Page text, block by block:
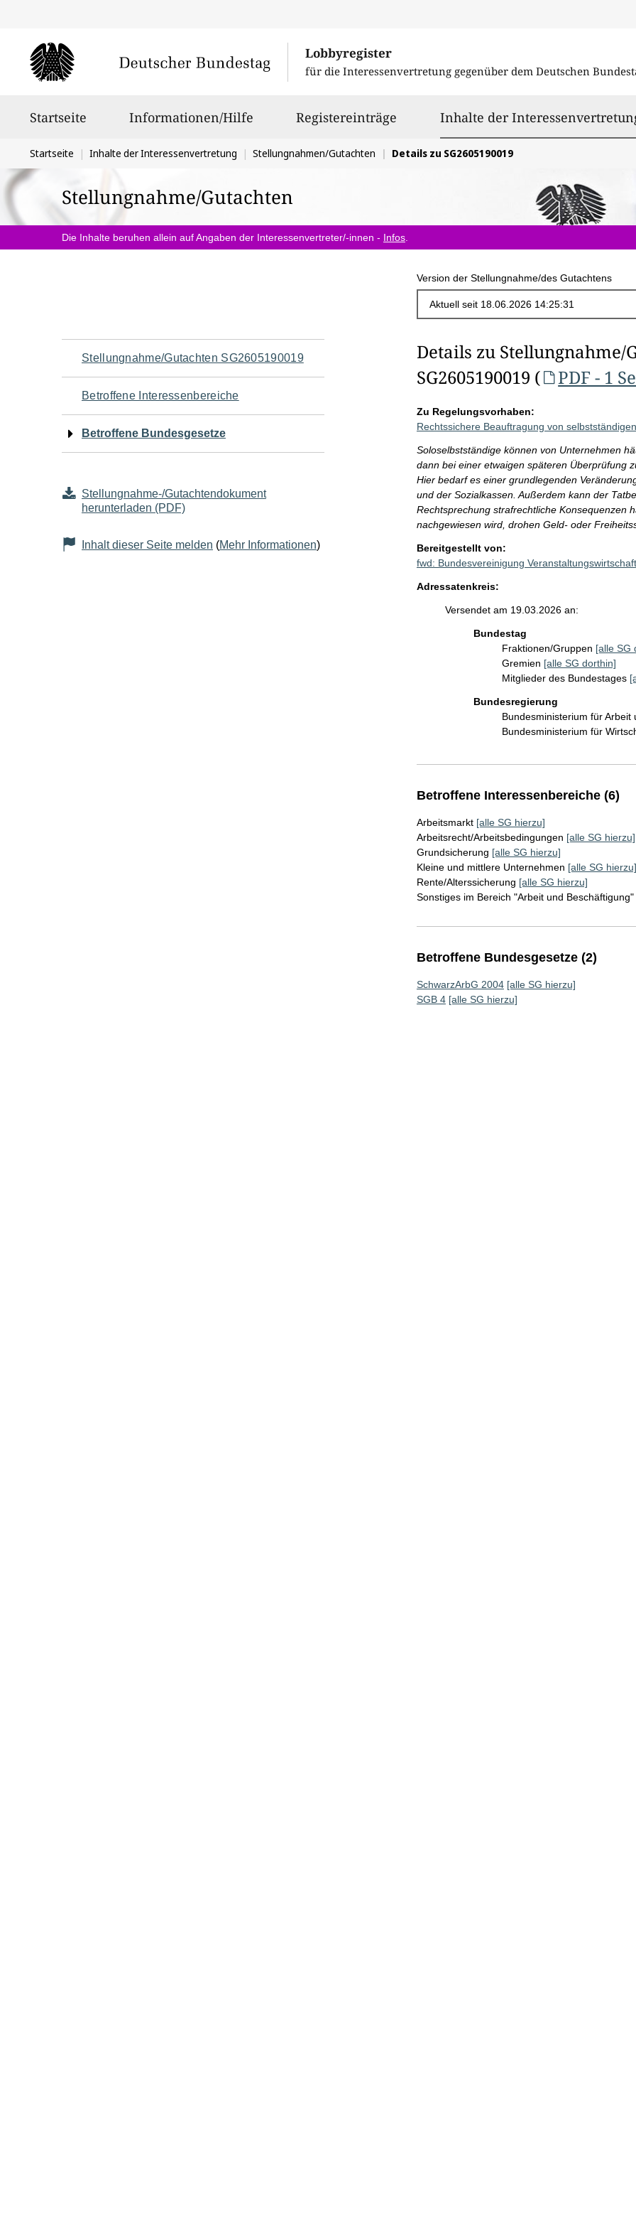
Lobbyregister
für die Interessenvertretung gegenüber dem Deutschen
Startseite Informationen/Hilfe Registereinträge Inhalte der
Sie
befinden
sich
hier:
Startseite Inhalte der Interessenvertretung Stellungnahmen/Gutachten Details zu SG2605190019
Stellungnahme/Gutachten
Die Inhalte beruhen allein auf Angaben der Interessenvertreter/-innen - Infos
Version der Stellungnahme/des Gutachtens
Navigation
für
den
Seiteninhalt
Stellungnahme/Gutachten SG2605190019
Betroffene Interessenbereiche
Betroffene Bundesgesetze
Stellungnahme-/Gutachtendokument
herunterladen (PDF)
Inhalt dieser Seite melden (Mehr Informationen)
Details zu Stellungnahme/
SG2605190019 (
PDF - 1
Zu Regelungsvorhaben:
Rechtssichere Beauftragung von
Soloselbstständige können von Unternehmen
dann bei einer etwaigen späteren Überprüfung
Hier bedarf es einer grundlegenden
und der Sozialkassen. Außerdem kann der
Rechtsprechung strafrechtliche Konsequenzen
nachgewiesen wird, drohen Geld- oder
Bereitgestellt von:
fwd: Bundesvereinigung
Adressatenkreis:
Versendet am 19.03.2026 an:
Bundestag
Fraktionen/Gruppen [alle SG
Gremien [alle SG dorthin]
Mitglieder des Bundestages
Bundesregierung
Bundesministerium für
Bundesministerium für
Betroffene Interessenbereiche (6)
Arbeitsmarkt [alle SG hierzu]
Arbeitsrecht/Arbeitsbedingungen [alle SG hierzu]
Grundsicherung [alle SG hierzu]
Kleine und mittlere Unternehmen [alle SG hierzu]
Rente/Alterssicherung [alle SG hierzu]
Sonstiges im Bereich "Arbeit und Beschäftigung"
Betroffene Bundesgesetze (2)
SchwarzArbG 2004 [alle SG hierzu]
SGB 4 [alle SG hierzu]